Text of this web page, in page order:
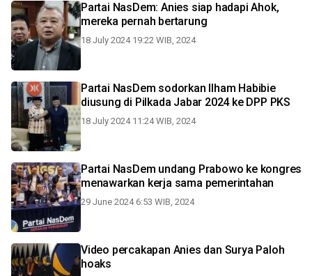
Partai NasDem: Anies siap hadapi Ahok,
mereka pernah bertarung
18 July 2024 19:22 WIB, 2024
Partai NasDem sodorkan Ilham Habibie
diusung di Pilkada Jabar 2024 ke DPP PKS
18 July 2024 11:24 WIB, 2024
Partai NasDem undang Prabowo ke kongres
menawarkan kerja sama pemerintahan
29 June 2024 6:53 WIB, 2024
Video percakapan Anies dan Surya Paloh
hoaks